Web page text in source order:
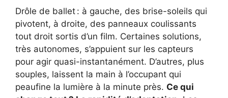
Drôle de ballet : à gauche, des brise-soleils qui
pivotent, à droite, des panneaux coulissants
tout droit sortis d’un film. Certaines solutions,
très autonomes, s’appuient sur les capteurs
pour agir quasi-instantanément. D’autres, plus
souples, laissent la main à l’occupant qui
peaufine la lumière à la minute près. Ce qui